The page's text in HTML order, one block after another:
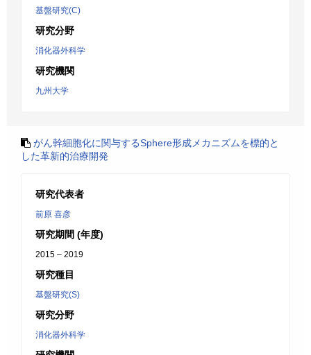
基盤研究(C)
研究分野
消化器外科学
研究機関
九州大学
がん幹細胞化に関与するSphere形成メカニズムを標的と
した革新的治療開発
研究代表者
前原 喜彦
研究期間 (年度)
2015 – 2019
研究種目
基盤研究(S)
研究分野
消化器外科学